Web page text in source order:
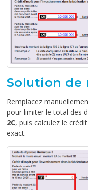
Solution de
Remplacez
pour limiter le total des
2C, puis calculez le
exact.